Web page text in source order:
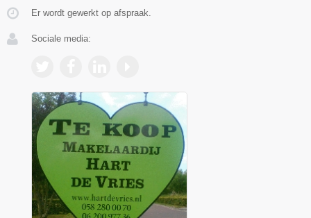
Er wordt gewerkt op afspraak.
Sociale media: